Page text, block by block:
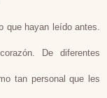
que hayan leído antes.
De diferentes
tan personal que les